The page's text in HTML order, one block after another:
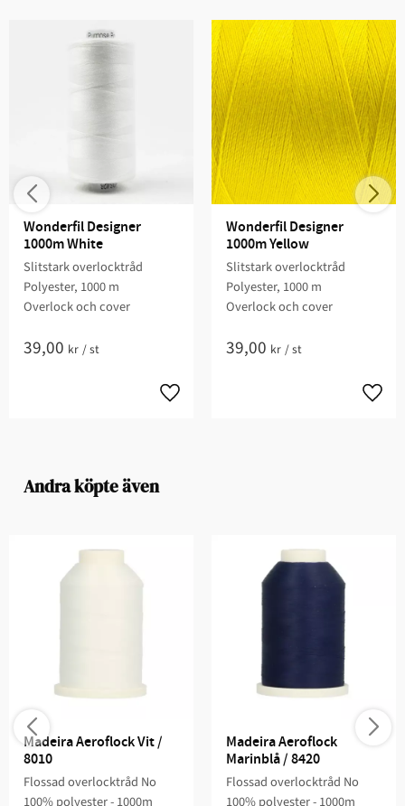
Wonderfil Designer
1000m White
Slitstark overlocktråd
Polyester, 1000 m
Overlock och cover
39,00 kr /st
Wonderfil Designer
1000m Yellow
Slitstark overlocktråd
Polyester, 1000 m
Overlock och cover
39,00 kr /st
Andra köpte även
Madeira Aeroflock Vit /
8010
Flossad overlocktråd No
100% polyester - 1000m
Madeira Aeroflock
Marinblå / 8420
Flossad overlocktråd No
100% polyester - 1000m